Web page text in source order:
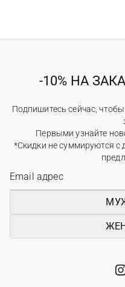
-10% НА
Подпишитесь сейчас,
Первыми узнайте
*Скидки не суммируются с